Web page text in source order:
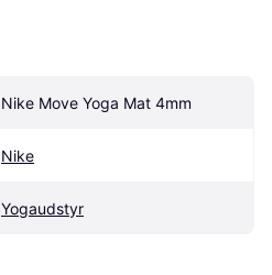
Nike Move Yoga Mat 4mm
Nike
Yogaudstyr